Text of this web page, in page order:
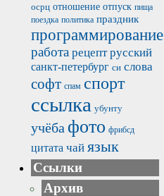
осрц отношение отпуск пища
поездка политика праздник
программирование
работа рецепт русский
санкт-петербург си слова
софт спам спорт
ссылка убунту
учёба фото фрибсд
цитата чай язык
Ссылки
Архив